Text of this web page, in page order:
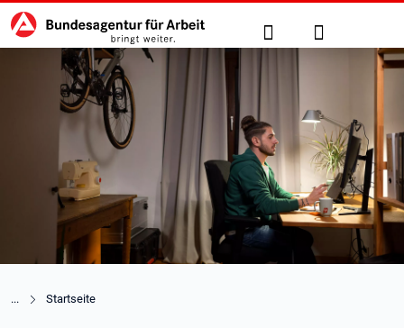
zu den Hauptinhalten springen
Hauptnavigation Suche Anmelden
Startseite